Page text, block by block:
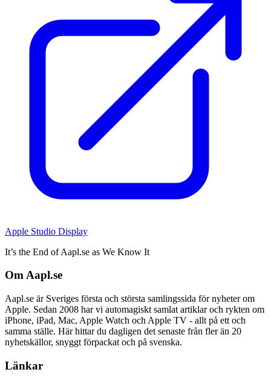
Apple Studio Display
It’s the End of Aapl.se as We Know It
Om Aapl.se
Aapl.se är Sveriges första och största samlingssida för nyheter om
Apple. Sedan 2008 har vi automagiskt samlat artiklar och rykten om
iPhone, iPad, Mac, Apple Watch och Apple TV - allt på ett och
samma ställe. Här hittar du dagligen det senaste från fler än 20
nyhetskällor, snyggt förpackat och på svenska.
Länkar